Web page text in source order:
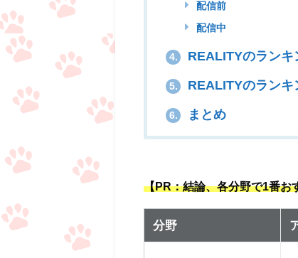
配信前
配信中
4. REALITYのランキ
5. REALITYのランキ
6. まとめ
【PR：結論、各分野で1番お
分野